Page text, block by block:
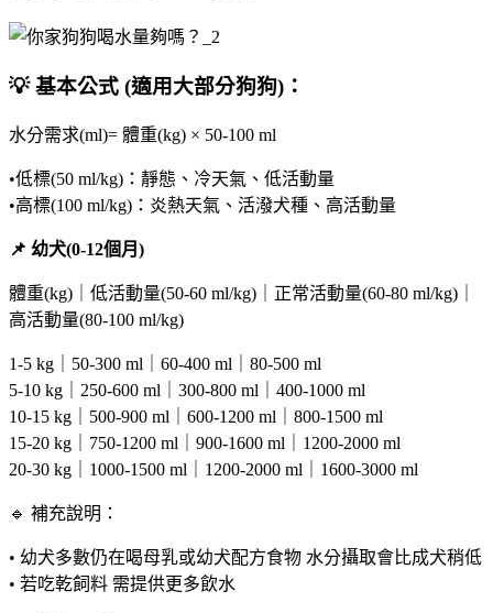
💡 基本公式 (適用大部分狗狗)：
水分需求(ml)= 體重(kg) × 50-100 ml
•低標(50 ml/kg)：靜態、冷天氣、低活動量
•高標(100 ml/kg)：炎熱天氣、活潑犬種、高活動量
📌 幼犬(0-12個月)
體重(kg)｜低活動量(50-60 ml/kg)｜正常活動量(60-80 ml/kg)｜
高活動量(80-100 ml/kg)
1-5 kg｜50-300 ml｜60-400 ml｜80-500 ml
5-10 kg｜250-600 ml｜300-800 ml｜400-1000 ml
10-15 kg｜500-900 ml｜600-1200 ml｜800-1500 ml
15-20 kg｜750-1200 ml｜900-1600 ml｜1200-2000 ml
20-30 kg｜1000-1500 ml｜1200-2000 ml｜1600-3000 ml
🔹 補充說明：
• 幼犬多數仍在喝母乳或幼犬配方食物 水分攝取會比成犬稍低
• 若吃乾飼料 需提供更多飲水